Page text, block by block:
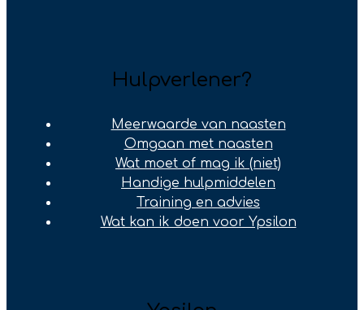
Hulpverlener?
Meerwaarde van naasten
Omgaan met naasten
Wat moet of mag ik (niet)
Handige hulpmiddelen
Training en advies
Wat kan ik doen voor Ypsilon